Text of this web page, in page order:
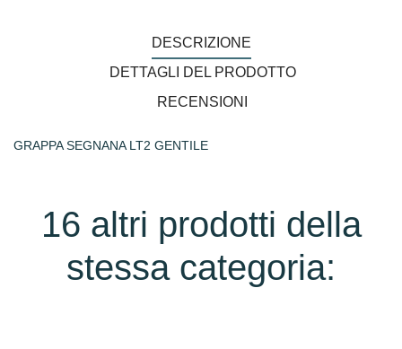
DESCRIZIONE
DETTAGLI DEL PRODOTTO
RECENSIONI
GRAPPA SEGNANA LT2 GENTILE
16 altri prodotti della
stessa categoria: